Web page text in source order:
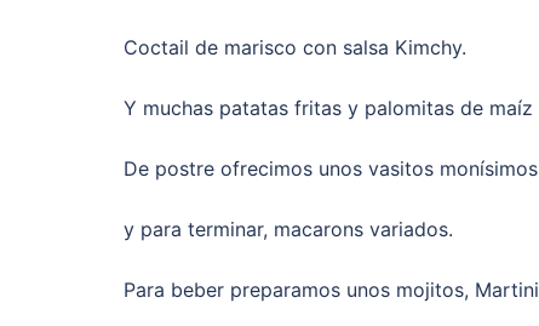
Coctail de marisco con salsa Kimchy.
Y muchas patatas fritas y palomitas de
De postre ofrecimos unos vasitos
y para terminar, macarons variados.
Para beber preparamos unos mojitos,